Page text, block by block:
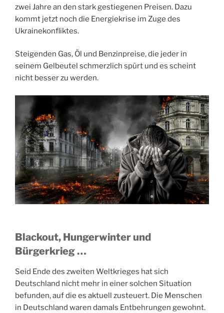
zwei Jahre an den stark gestiegenen Preisen. Dazu
kommt jetzt noch die Energiekrise im Zuge des
Ukrainekonfliktes.
Steigenden Gas, Öl und Benzinpreise, die jeder in
seinem Gelbeutel schmerzlich spürt und es scheint
nicht besser zu werden.
Blackout, Hungerwinter und
Bürgerkrieg …
Seid Ende des zweiten Weltkrieges hat sich
Deutschland nicht mehr in einer solchen Situation
befunden, auf die es aktuell zusteuert. Die Menschen
in Deutschland waren damals Entbehrungen gewohnt.